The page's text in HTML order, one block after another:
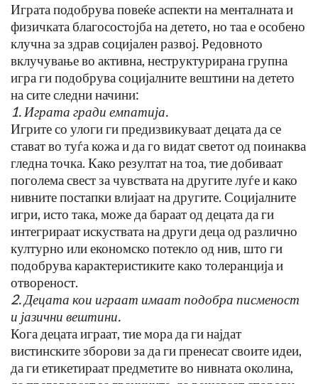
Играта подобрува повеќе аспекти на менталната и
физичката благосостојба на детето, но таа е особено
клучна за здрав социјален развој. Редовното
вклучување во активна, неструктурирана групна
игра ги подобрува социјалните вештини на детето
на сите следни начини:
1. Играта гради емпатија.
Игрите со улоги ги предизвикуваат децата да се
стават во туѓа кожа и да го видат светот од поинаква
гледна точка. Како резултат на тоа, тие добиваат
поголема свест за чувствата на другите луѓе и како
нивните постапки влијаат на другите. Социјалните
игри, исто така, може да бараат од децата да ги
интегрираат искуствата на други деца од различно
културно или економско потекло од нив, што ги
подобрува карактеристиките како толеранција и
отвореност.
2. Децата кои играат имаат подобра писменост
и јазични вештини.
Кога децата играат, тие мора да ги најдат
вистинските зборови за да ги пренесат своите идеи,
да ги етикетираат предметите во нивната околина,